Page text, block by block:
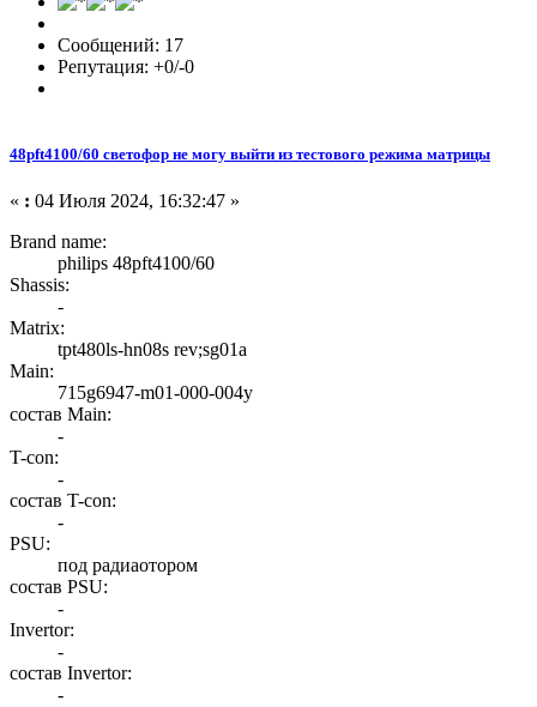
Сообщений: 17
Репутация: +0/-0
48pft4100/60 светофор не могу выйти из тестового режима матрицы
« : 04 Июля 2024, 16:32:47 »
Brand name:
philips 48pft4100/60
Shassis:
-
Matrix:
tpt480ls-hn08s rev;sg01a
Main:
715g6947-m01-000-004y
состав Main:
-
T-con:
-
состав T-con:
-
PSU:
под радиаотором
состав PSU:
-
Invertor:
-
состав Invertor:
-